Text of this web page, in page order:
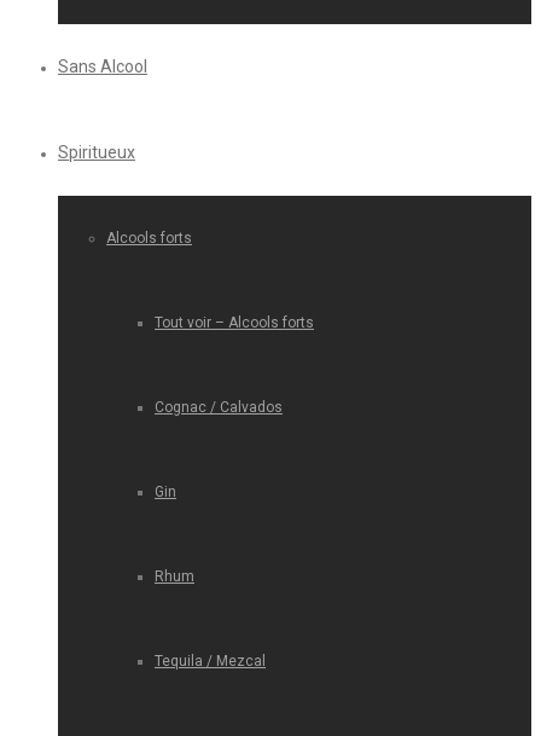
Sans Alcool
Spiritueux
Alcools forts
Tout voir – Alcools forts
Cognac / Calvados
Gin
Rhum
Tequila / Mezcal